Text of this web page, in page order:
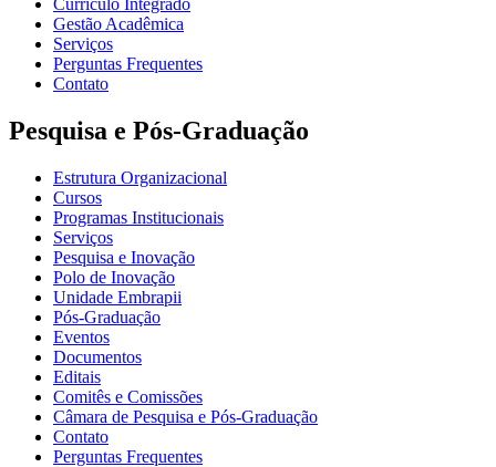
Gestão Acadêmica
Serviços
Perguntas Frequentes
Contato
Pesquisa e Pós-Graduação
Estrutura Organizacional
Cursos
Programas Institucionais
Serviços
Pesquisa e Inovação
Polo de Inovação
Unidade Embrapii
Pós-Graduação
Eventos
Documentos
Editais
Comitês e Comissões
Câmara de Pesquisa e Pós-Graduação
Contato
Perguntas Frequentes